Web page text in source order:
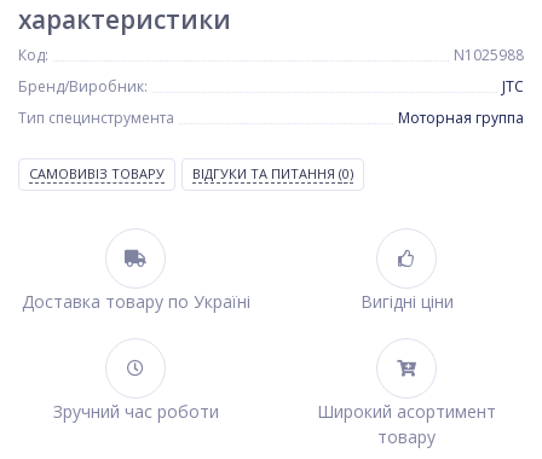
характеристики
Код:
N1025988
Бренд/Виробник:
JTC
Тип специнструмента
Моторная группа
САМОВИВІЗ ТОВАРУ ВІДГУКИ ТА ПИТАННЯ (0)
Доставка товару по Україні Вигідні ціни
Зручний час роботи
Широкий асортимент
товару